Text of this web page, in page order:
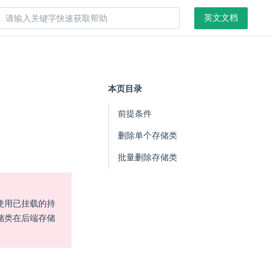
英文文档
用已挂载的持
类在后端存储
本页目录
前提条件
删除单个存储类
批量删除存储类